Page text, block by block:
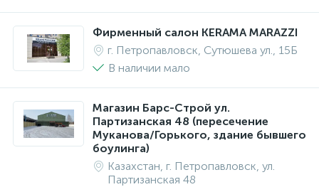
Фирменный салон KERAMA MARAZZI
г. Петропавловск, Сутюшева ул., 15Б
В наличии мало
Магазин Барс-Строй ул.
Партизанская 48 (пересечение
Муканова/Горького, здание бывшего
боулинга)
Казахстан, г. Петропавловск, ул.
Партизанская 48